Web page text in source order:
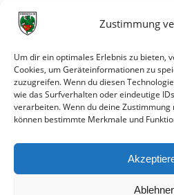
Zustimmung
Um dir ein optimales Erlebnis zu bieten,
Cookies, um Geräteinformationen zu
zuzugreifen. Wenn du diesen
wie das Surfverhalten oder eindeutige
verarbeiten. Wenn du deine
können bestimmte Merkmale und
31. Juli 2026
30. Juli 2026
Deine Spielminute: 89+1
28. Juli 2026
Neuer Rückensponsor
Neue Podcast-Folge: So tickt Björn!
27. Juli 2026